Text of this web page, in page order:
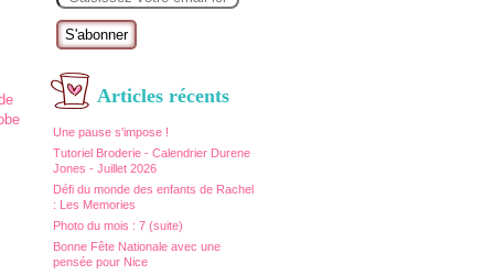
Articles récents
Une pause s'impose !
Tutoriel Broderie - Calendrier Durene
Jones - Juillet 2026
Défi du monde des enfants de Rachel
: Les Memories
Photo du mois : 7 (suite)
Bonne Fête Nationale avec une
pensée pour Nice